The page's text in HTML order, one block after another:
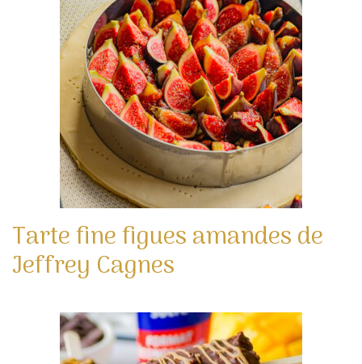
Tarte fine figues amandes de
Jeffrey Cagnes